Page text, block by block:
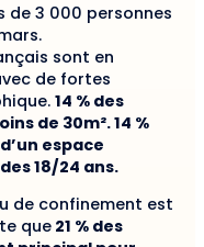
de 3 000 personnes
sont en
de fortes
14 % des
de 30m². 14 %
espace
18/24 ans.
de confinement est
que 21 % des